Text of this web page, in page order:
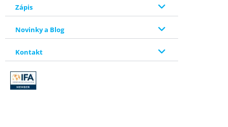
Zápis
Novinky a Blog
Kontakt